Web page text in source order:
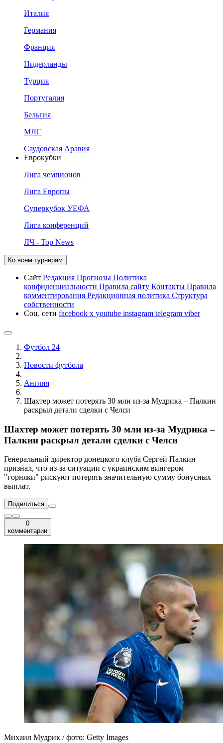
Италия
Германия
Франция
Нидерланды
Турция
Португалия
Бельгия
МЛС
Саудовская Аравия
Еврокубки
Лига чемпионов
Лига Европы
Суперкубок УЕФА
Лига конференций
ЛЧ - Top News
Ко всем турнирам
Сайт Редакция Прогнозы Политика
конфиденциальности Правила сайту Контакты Правила
комментирования Редакционная политика Структура
собственности
Соц. сети facebook x youtube instagram telegram viber
Футбол 24
Новости футбола
Англия
Шахтер может потерять 30 млн из-за Мудрика – Палкин
раскрыл детали сделки с Челси
Шахтер может потерять 30 млн из-за Мудрика –
Палкин раскрыл детали сделки с Челси
Генеральный директор донецкого клуба Сергей Палкин
признал, что из-за ситуации с украинским вингером
"горняки" рискуют потерять значительную сумму бонусных
выплат.
Поделиться
0
комментарии
Михаил Мудрик / фото: Getty Images